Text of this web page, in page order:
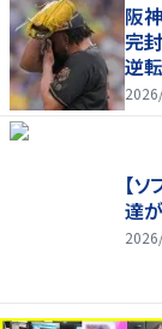
阪
完
逆
【
達